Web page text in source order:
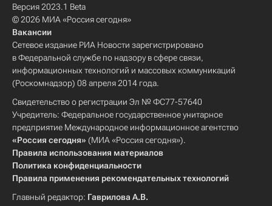
Версия 2023.1 Beta
© 2026 МИА «Россия сегодня»
Вакансии
Сетевое издание РИА Новости зарегистрировано
в Федеральной службе по надзору в сфере связи,
информационных технологий и массовых коммуникаций
(Роскомнадзор) 08 апреля 2014 года.
Свидетельство о регистрации Эл № ФС77-57640
Учредитель: Федеральное государственное унитарное
предприятие Международное информационное агентство
«Россия сегодня» (МИА «Россия сегодня»).
Правила использования материалов
Политика конфиденциальности
Правила применения рекомендательных технологий
Главный редактор: Гаврилова А.В.